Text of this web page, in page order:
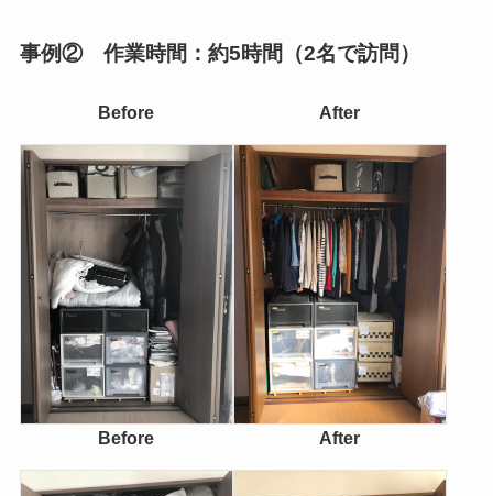
事例② 作業時間：約5時間（2名で訪問）
Before After
Before After